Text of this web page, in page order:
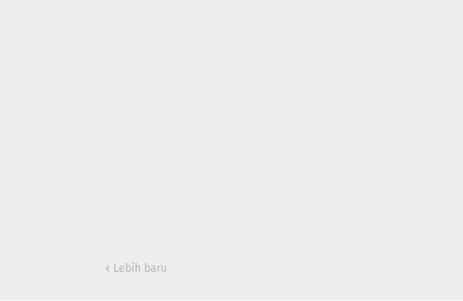
Lebih baru